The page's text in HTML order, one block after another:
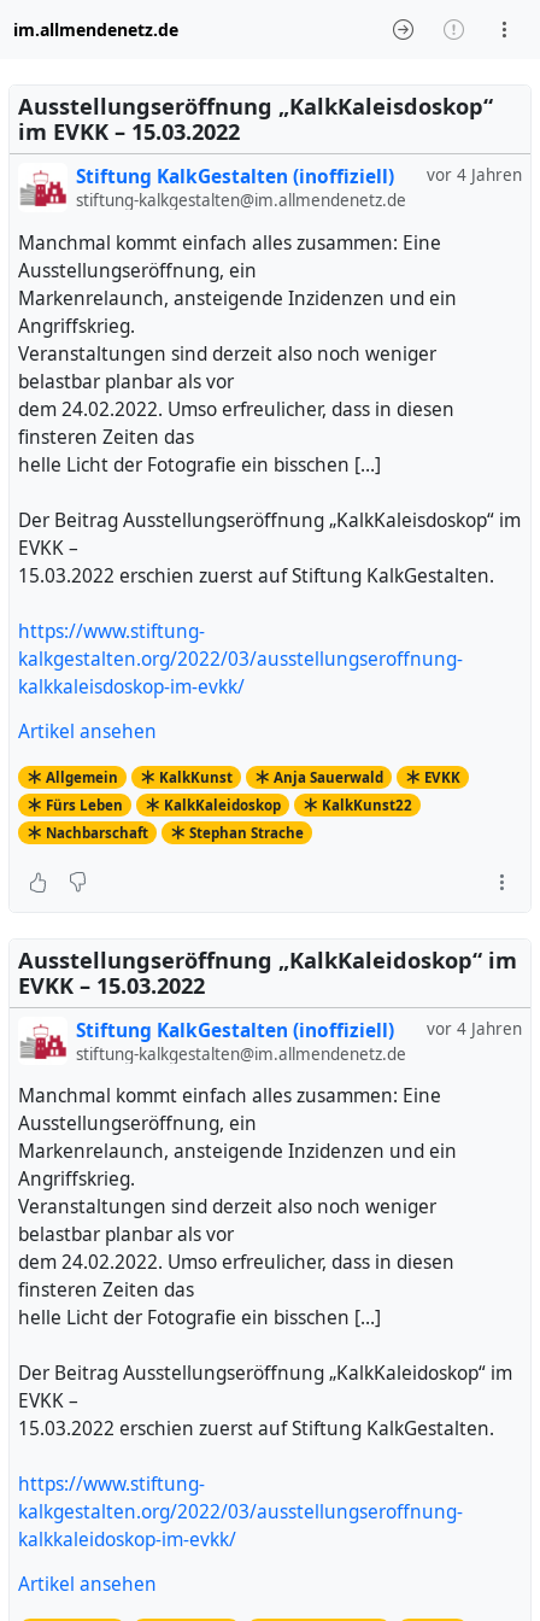
im.allmendenetz.de
Ausstellungseröffnung „KalkKaleisdoskop“
im EVKK – 15.03.2022
vor 4 Jahren
Stiftung KalkGestalten (inoffiziell)
stiftung-kalkgestalten@im.allmendenetz.de
Manchmal kommt einfach alles zusammen: Eine
Ausstellungseröffnung, ein
Markenrelaunch, ansteigende Inzidenzen und ein
Angriffskrieg.
Veranstaltungen sind derzeit also noch weniger
belastbar planbar als vor
dem 24.02.2022. Umso erfreulicher, dass in diesen
finsteren Zeiten das
helle Licht der Fotografie ein bisschen […]
Der Beitrag Ausstellungseröffnung „KalkKaleisdoskop“ im
EVKK –
15.03.2022 erschien zuerst auf Stiftung KalkGestalten.
https://www.stiftung-
kalkgestalten.org/2022/03/ausstellungseroffnung-
kalkkaleisdoskop-im-evkk/
Artikel ansehen
Allgemein KalkKunst Anja Sauerwald
EVKK
Fürs Leben
KalkKaleidoskop
KalkKunst22
Nachbarschaft
Stephan Strache
Ausstellungseröffnung „KalkKaleidoskop“ im
EVKK – 15.03.2022
vor 4 Jahren
Stiftung KalkGestalten (inoffiziell)
stiftung-kalkgestalten@im.allmendenetz.de
Manchmal kommt einfach alles zusammen: Eine
Ausstellungseröffnung, ein
Markenrelaunch, ansteigende Inzidenzen und ein
Angriffskrieg.
Veranstaltungen sind derzeit also noch weniger
belastbar planbar als vor
dem 24.02.2022. Umso erfreulicher, dass in diesen
finsteren Zeiten das
helle Licht der Fotografie ein bisschen […]
Der Beitrag Ausstellungseröffnung „KalkKaleidoskop“ im
EVKK –
15.03.2022 erschien zuerst auf Stiftung KalkGestalten.
https://www.stiftung-
kalkgestalten.org/2022/03/ausstellungseroffnung-
kalkkaleidoskop-im-evkk/
Artikel ansehen